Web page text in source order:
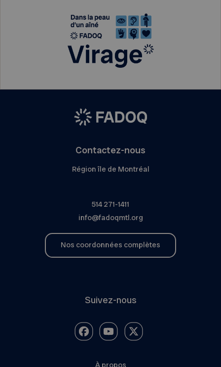
Contactez-nous
Région île de Montréal
514 271-1411
info@fadoqmtl.org
Nos coordonnées complètes
Suivez-nous